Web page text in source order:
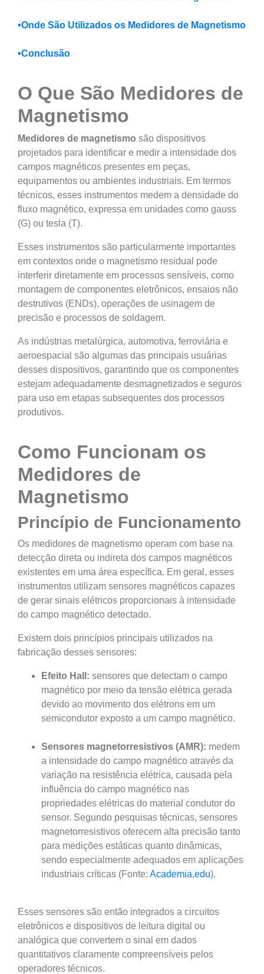
•Onde São Utilizados os Medidores de Magnetismo
•Conclusão
O Que São Medidores de
Magnetismo
Medidores de magnetismo são dispositivos
projetados para identificar e medir a intensidade dos
campos magnéticos presentes em peças,
equipamentos ou ambientes industriais. Em termos
técnicos, esses instrumentos medem a densidade do
fluxo magnético, expressa em unidades como gauss
(G) ou tesla (T).
Esses instrumentos são particularmente importantes
em contextos onde o magnetismo residual pode
interferir diretamente em processos sensíveis, como
montagem de componentes eletrônicos, ensaios não
destrutivos (ENDs), operações de usinagem de
precisão e processos de soldagem.
As indústrias metalúrgica, automotiva, ferroviária e
aeroespacial são algumas das principais usuárias
desses dispositivos, garantindo que os componentes
estejam adequadamente desmagnetizados e seguros
para uso em etapas subsequentes dos processos
produtivos.
Como Funcionam os
Medidores de
Magnetismo
Princípio de Funcionamento
Os medidores de magnetismo operam com base na
detecção direta ou indireta dos campos magnéticos
existentes em uma área específica. Em geral, esses
instrumentos utilizam sensores magnéticos capazes
de gerar sinais elétricos proporcionais à intensidade
do campo magnético detectado.
Existem dois princípios principais utilizados na
fabricação desses sensores:
Efeito Hall: sensores que detectam o campo
magnético por meio da tensão elétrica gerada
devido ao movimento dos elétrons em um
semicondutor exposto a um campo magnético.
Sensores magnetorresistivos (AMR): medem
a intensidade do campo magnético através da
variação na resistência elétrica, causada pela
influência do campo magnético nas
propriedades elétricas do material condutor do
sensor. Segundo pesquisas técnicas, sensores
magnetorresistivos oferecem alta precisão tanto
para medições estáticas quanto dinâmicas,
sendo especialmente adequados em aplicações
industriais críticas (Fonte: Academia.edu).
Esses sensores são então integrados a circuitos
eletrônicos e dispositivos de leitura digital ou
analógica que convertem o sinal em dados
quantitativos claramente compreensíveis pelos
operadores técnicos.